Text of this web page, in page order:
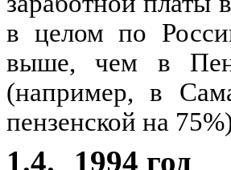
в целом по
выше, чем в
(например, в
пензенской на
1.4. 1994 год